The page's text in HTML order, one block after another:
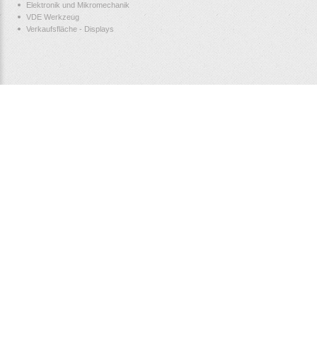
Elektronik und Mikromechanik
VDE Werkzeug
Verkaufsfläche - Displays